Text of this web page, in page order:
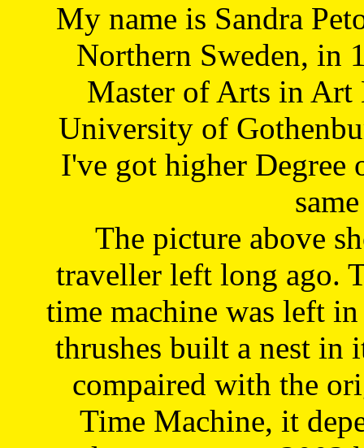
My name is Sandra
Northern Sweden, in
Master of Arts in Art
University of
I've got higher Degree
The picture above
traveller left long ago.
time machine was left
thrushes built a nest in
compaired with the
Time Machine, it